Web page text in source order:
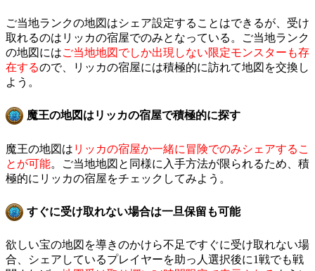
ご当地ランクの地図はシェア設定することはできるが、受け
取れるのはリッカの宿屋でのみとなっている。ご当地ランク
の地図にはご当地地図でしか出現しない限定モンスターも存
在するので、リッカの宿屋には積極的に訪れて地図を交換し
よう。
魔王の地図はリッカの宿屋で積極的に探す
魔王の地図は リッカの宿屋か一緒に冒険でのみシェアするこ
とが可能。ご当地地図と同様に入手方法が限られるため、積
極的にリッカの宿屋をチェックしてみよう。
すぐに受け取れない場合は一旦保留も可能
欲しい宝の地図を導きのかけら不足ですぐに受け取れない場
合、シェアしているプレイヤーを助っ人選択後に1戦でも戦